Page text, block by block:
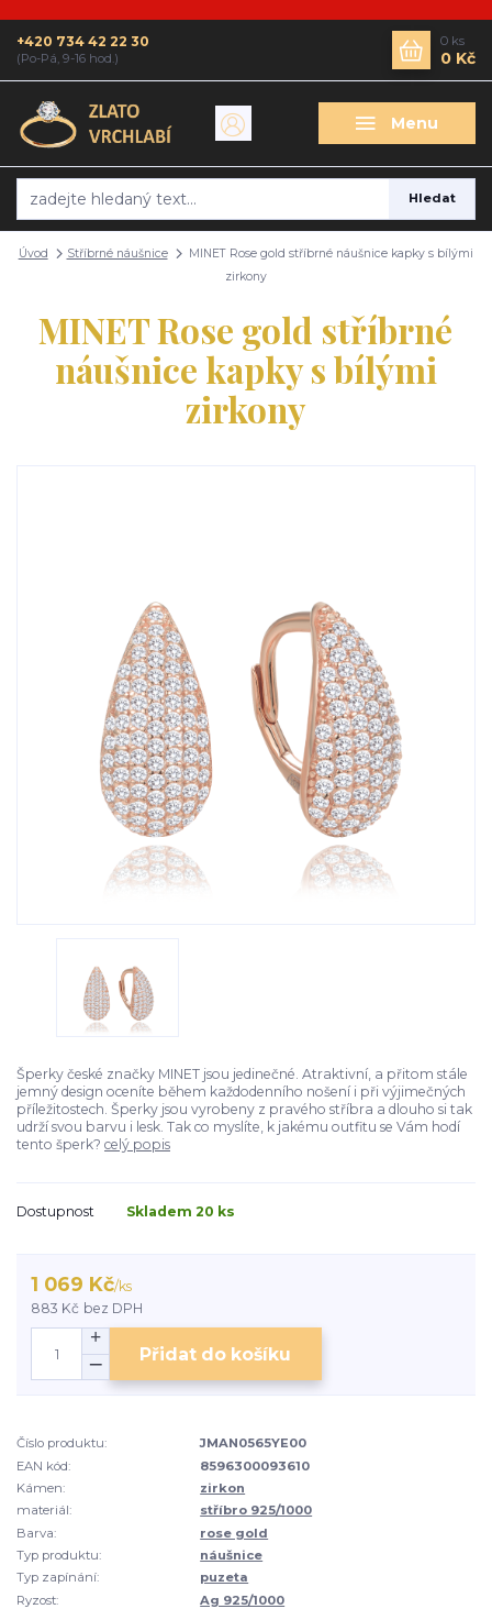
Menu
Hledat
+420 734 42 22 30
(Po-Pá, 9-16 hod.)
0 ks
0 Kč
Úvod Stříbrné náušnice
MINET Rose gold stříbrné náušnice kapky s bílými
zirkony
MINET Rose gold stříbrné
náušnice kapky s bílými
zirkony
Šperky české značky MINET jsou jedinečné. Atraktivní, a přitom stále
jemný design oceníte během každodenního nošení i při výjimečných
příležitostech. Šperky jsou vyrobeny z pravého stříbra a dlouho si tak
udrží svou barvu i lesk. Tak co myslíte, k jakému outfitu se Vám hodí
tento šperk? celý popis
Dostupnost Skladem 20 ks
1 069 Kč/ks
883 Kč bez DPH
Přidat do košíku
Číslo produktu:
JMAN0565YE00
EAN kód:
8596300093610
Kámen:
zirkon
materiál:
stříbro 925/1000
Barva:
rose gold
Typ produktu:
náušnice
Typ zapínání:
puzeta
Ryzost:
Ag 925/1000